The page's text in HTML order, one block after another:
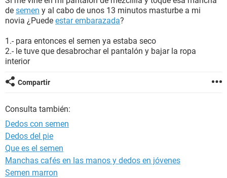
BIENESTAR
GLOSARIO
de semen y al cabo de unos 13 minutos masturbe a mi
novia ¿Puede estar embarazada?
1.- para entonces el semen ya estaba seco
2.- le tuve que desabrochar el pantalón y bajar la ropa
interior
Compartir
Consulta también:
Dedos con semen
Dedos del pie
Que es el semen
Manchas cafés en las manos y dedos en jóvenes
Semen marron